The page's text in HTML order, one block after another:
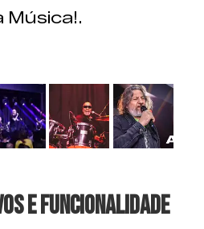
Música!.
&nbsp;
e Funcionalidade